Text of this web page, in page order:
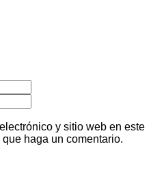
y sitio web en este
haga un comentario.